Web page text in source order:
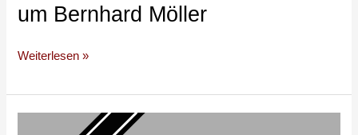
um Bernhard Möller
Weiterlesen »